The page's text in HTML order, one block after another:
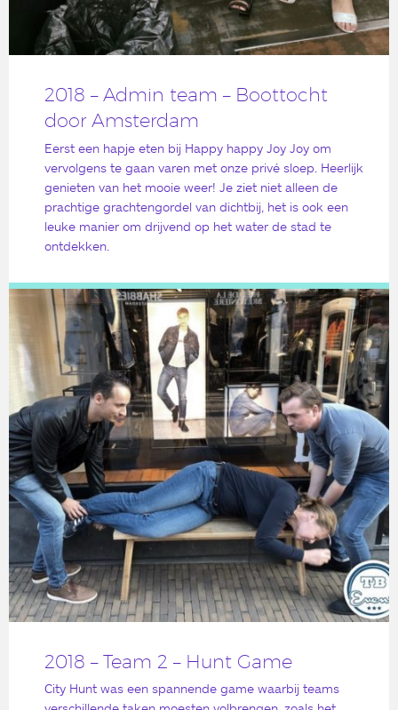
2018 – Admin team – Boottocht
door Amsterdam
Eerst een hapje eten bij Happy happy Joy Joy om
vervolgens te gaan varen met onze privé sloep. Heerlijk
genieten van het mooie weer! Je ziet niet alleen de
prachtige grachtengordel van dichtbij, het is ook een
leuke manier om drijvend op het water de stad te
ontdekken.
2018 – Team 2 – Hunt Game
City Hunt was een spannende game waarbij teams